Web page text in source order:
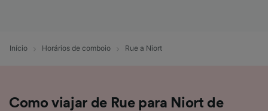
Início Horários de comboio Rue a Niort
Como viajar de Rue para Niort de